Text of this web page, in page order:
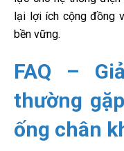
lại lợi ích cộng đồng
bền vững.
FAQ –
thường
ống chân